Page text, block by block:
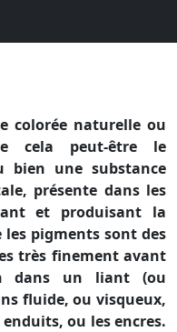
colorée naturelle ou
cela peut-être le
une substance
présente dans les
et produisant la
pigments sont des
très finement avant
dans un liant (ou
fluide, ou visqueux,
ou les encres.